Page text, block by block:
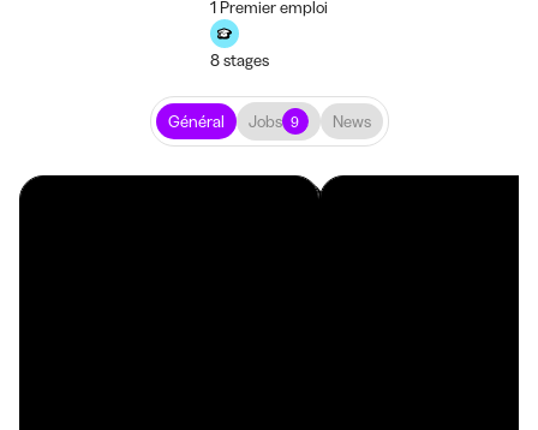
1 Premier emploi
8 stages
Général Jobs 9 News